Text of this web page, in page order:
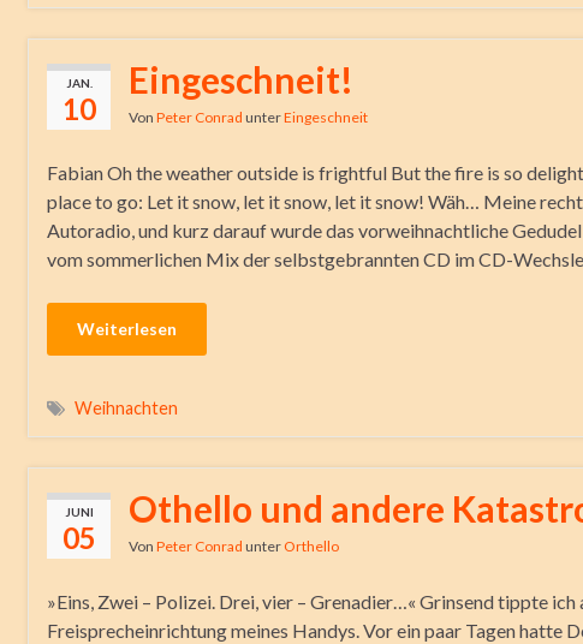
JAN.
10
Eingeschneit!
Von Peter Conrad unterEingeschneit
Fabian Oh the weather outside is frightful But the fire is so
place to go: Let it snow, let it snow, let it snow! Wäh… Meine
Autoradio, und kurz darauf wurde das vorweihnachtliche
vom sommerlichen Mix der selbstgebrannten CD im CD-
Weiterlesen
Weihnachten
JUNI
05
Othello und andere
Von Peter Conrad unter Orthello
»Eins, Zwei – Polizei. Drei, vier – Grenadier…« Grinsend tippte ich
Freisprecheinrichtung meines Handys. Vor ein paar Tagen hatte